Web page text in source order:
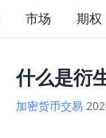
市场 期权
什么是衍
加密货币交易